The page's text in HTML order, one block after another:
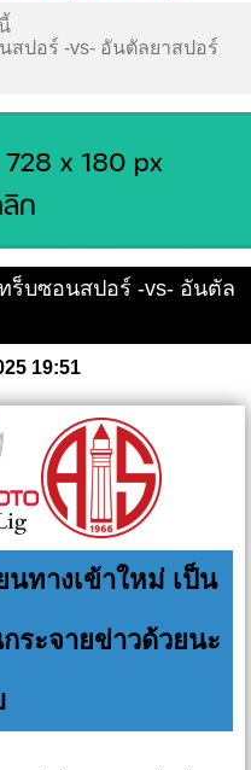
สปอร์ -vs- อันตัลยาสปอร์
ร็บซอนสปอร์ -vs- อันตัล
19:51
นทางเข้าใหม่ เป็น
ระจายข่าวด้วยนะ